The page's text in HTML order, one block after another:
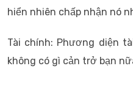
hiển nhiên chấp nhận nó
Tài chính: Phương diện
không có gì cản trở bạn